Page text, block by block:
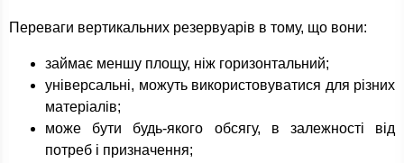
Переваги вертикальних резервуарів в тому, що вони:
займає меншу площу, ніж горизонтальний;
універсальні, можуть використовуватися для різних
матеріалів;
може бути будь-якого обсягу, в залежності від
потреб і призначення;